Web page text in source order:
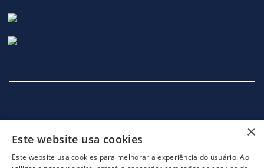
INÍCIO EMPRESA SERVIÇOS ×
Este website usa cookies
Este website usa cookies para melhorar a experiência do usuário. Ao